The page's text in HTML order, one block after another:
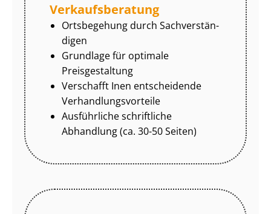
Ver­kaufs­be­ra­tung
Ortsbegehung durch Sach­ver­stän­
di­gen
Grundlage für optimale
Preisgestaltung
Verschafft Inen entscheidende
Ver­hand­lungs­vor­tei­le
Ausführliche schriftliche
Abhandlung (ca. 30-50 Seiten)